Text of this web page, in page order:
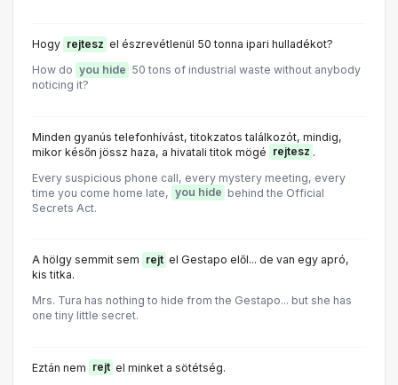
Hogy rejtesz el észrevétlenül 50 tonna ipari hulladékot?
How do you hide 50 tons of industrial waste without anybody
noticing it?
Minden gyanús telefonhívást, titokzatos találkozót, mindig,
mikor későn jössz haza, a hivatali titok mögé rejtesz .
Every suspicious phone call, every mystery meeting, every
time you come home late, you hide behind the Official
Secrets Act.
A hölgy semmit sem rejt el Gestapo elől... de van egy apró,
kis titka.
Mrs. Tura has nothing to hide from the Gestapo... but she has
one tiny little secret.
Eztán nem rejt el minket a sötétség.